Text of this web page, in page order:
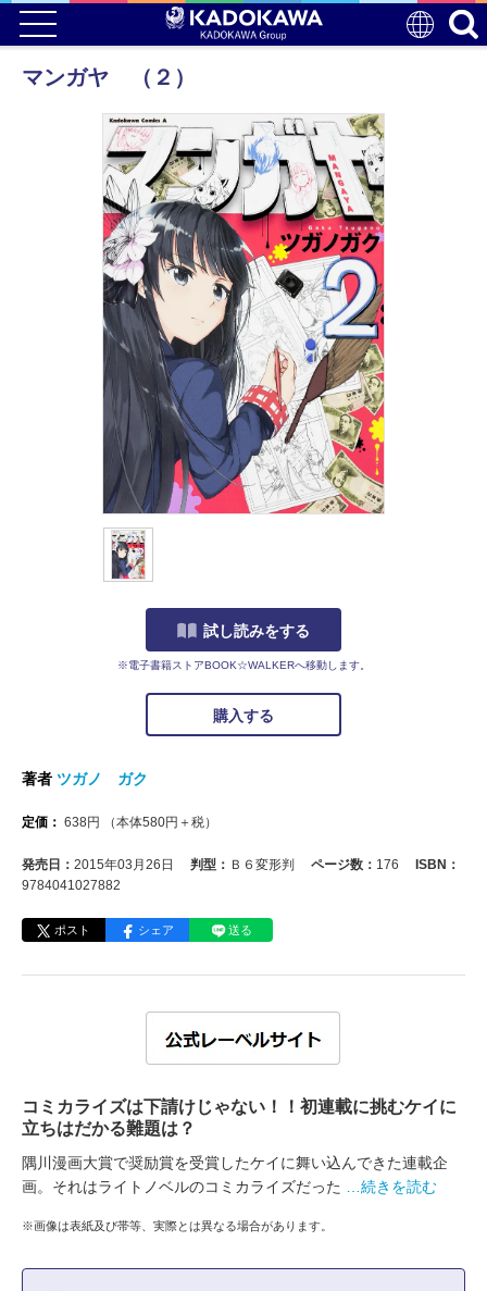
マンガヤ （２）
試し読みをする
※電子書籍ストアBOOK☆WALKERへ移動します。
購入する
著者 ツガノ ガク
定価： 638円 （本体580円＋税）
発売日： 2015年03月26日 判型： Ｂ６変形判 ページ数： 176
ISBN：
9784041027882
ポスト シェア 送る
コミカライズは下請けじゃない！！初連載に挑むケイに
立ちはだかる難題は？
隅川漫画大賞で奨励賞を受賞したケイに舞い込んできた連載企
画。それはライトノベルのコミカライズだった
…続きを読む
※画像は表紙及び帯等、実際とは異なる場合があります。